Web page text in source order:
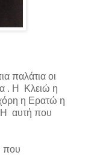
παλάτια οι
. Η
Κλειώ η
η Ερατώ η
αυτή που
που